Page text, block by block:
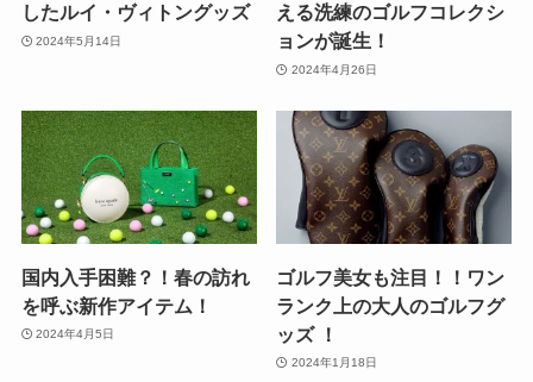
したルイ・ヴィトングッズ
2024年5月14日
える洗練のゴルフコレクシ
ョンが誕生！
2024年4月26日
国内入手困難？！春の訪れ
を呼ぶ新作アイテム！
2024年4月5日
ゴルフ美女も注目！！ワン
ランク上の大人のゴルフグ
ッズ ！
2024年1月18日